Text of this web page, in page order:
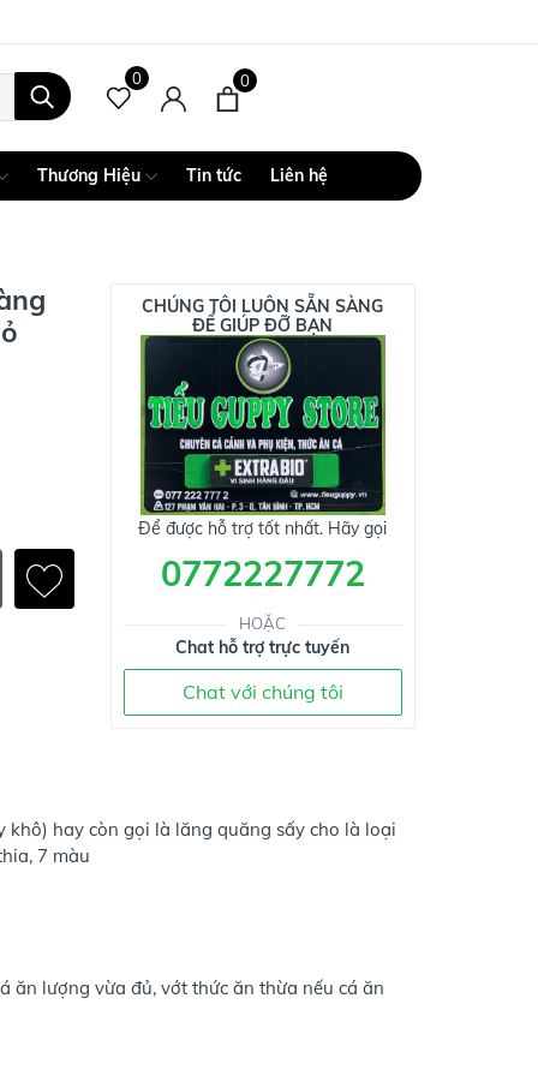
0 0
Thương Hiệu Tin tức Liên hệ
CHÚNG TÔI LUÔN SẴN SÀNG
ĐỂ GIÚP ĐỠ BẠN
Để được hỗ trợ tốt nhất. Hãy gọi
0772227772
HOẶC
Chat hỗ trợ trực tuyến
Chat với chúng tôi
hay còn gọi là lăng quăng sấy cho là loại
7 màu
ăn lượng vừa đủ, vớt thức ăn thừa nếu cá ăn